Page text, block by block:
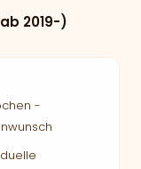
2019-)
-